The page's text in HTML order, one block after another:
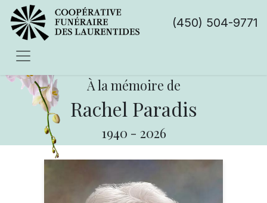
(450) 504-9771
À la mémoire de
Rachel Paradis
1940 - 2026